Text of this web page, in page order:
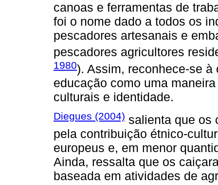
canoas e ferramentas de
foi o nome dado a todos os
pescadores artesanais e
pescadores agricultores
1980). Assim, reconhece-se
educação como uma
culturais e identidade.
Diegues (2004) salienta que os
pela contribuição étnico-
europeus e, em menor
Ainda, ressalta que os
baseada em atividades de